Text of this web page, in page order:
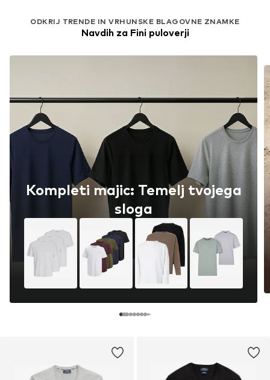
ODKRIJ TRENDE IN VRHUNSKE BLAGOVNE ZNAMKE
Navdih za Fini puloverji
Kompleti majic: Temelj tvojega
sloga